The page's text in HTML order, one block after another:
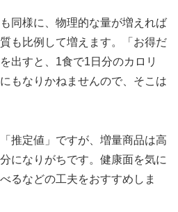
同様に、物理的な量が増えれば
も比例して増えます。「お得だ
出すと、1食で1日分のカロリ
もなりかねませんので、そこは
推定値」ですが、増量商品は高
になりがちです。健康面を気に
るなどの工夫をおすすめしま